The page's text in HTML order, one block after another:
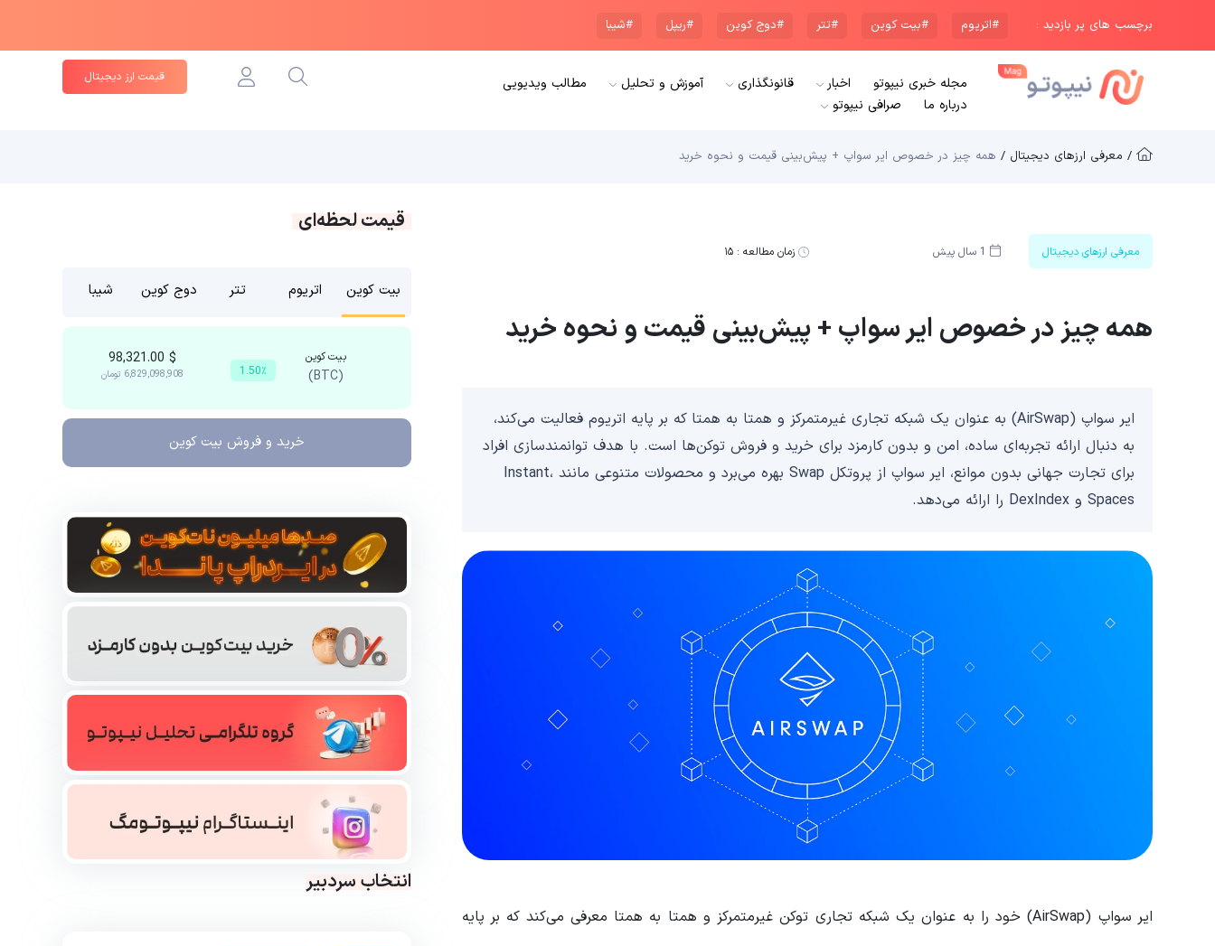
برچسب های پر بازدید : #اتریوم #بیت کوین #تتر #دوج کوین #ریپل #شیبا
مجله خبری نیپوتو اخبار قانونگذاری آموزش و تحلیل
مطالب ویدیویی
درباره ما
صرافی نیپوتو
قیمت ارز دیجیتال
/ معرفی ارزهای دیجیتال / همه چیز در خصوص ایر سواپ + پیش‌بینی قیمت و نحوه خرید
معرفی ارزهای دیجیتال 1 سال پیش زمان مطالعه :۱۵
همه چیز در خصوص ایر سواپ + پیش‌بینی قیمت و نحوه خرید
ایر سواپ (AirSwap) به عنوان یک شبکه تجاری غیرمتمرکز و همتا به همتا که بر پایه اتریوم فعالیت می‌کند،
به دنبال ارائه تجربه‌ای ساده، امن و بدون کارمزد برای خرید و فروش توکن‌ها است. با هدف توانمندسازی افراد
برای تجارت جهانی بدون موانع، ایر سواپ از پروتکل Swap بهره می‌برد و محصولات متنوعی مانند Instant،
Spaces و DexIndex را ارائه می‌دهد.
ایر سواپ (AirSwap) خود را به عنوان یک شبکه تجاری توکن غیرمتمرکز و همتا به همتا معرفی می‌کند که بر پایه
قیمت لحظه‌ای
بیت کوین اتریوم تتر دوج کوین شیبا
بیت کوین
(BTC) 1.50٪
$
6,829,098,908 تومان
خرید و فروش بیت کوین
انتخاب سردبیر